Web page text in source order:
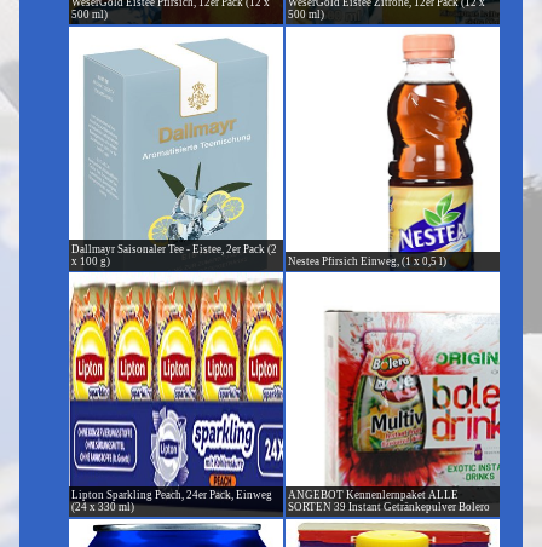
WeserGold Eistee Pfirsich, 12er Pack (12 x
500 ml)
WeserGold Eistee Zitrone, 12er Pack (12 x
500 ml)
Dallmayr Saisonaler Tee - Eistee, 2er Pack (2
x 100 g)
Nestea Pfirsich Einweg, (1 x 0,5 l)
Lipton Sparkling Peach, 24er Pack, Einweg
(24 x 330 ml)
ANGEBOT Kennenlernpaket ALLE
SORTEN 39 Instant Getränkepulver Bolero